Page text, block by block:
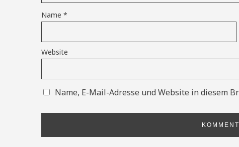
Name *
Website
Name, E-Mail-Adresse und Website in diesem